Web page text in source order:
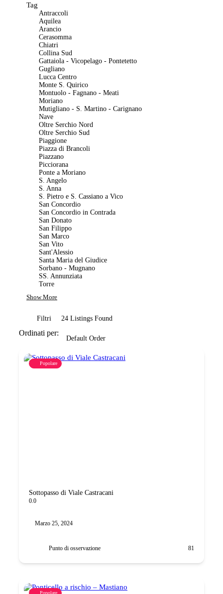
Tag
Antraccoli
Aquilea
Arancio
Cerasomma
Chiatri
Collina Sud
Gattaiola - Vicopelago - Pontetetto
Gugliano
Lucca Centro
Monte S. Quirico
Montuolo - Fagnano - Meati
Moriano
Mutigliano - S. Martino - Carignano
Nave
Oltre Serchio Nord
Oltre Serchio Sud
Piaggione
Piazza di Brancoli
Piazzano
Picciorana
Ponte a Moriano
S. Angelo
S. Anna
S. Pietro e S. Cassiano a Vico
San Concordio
San Concordio in Contrada
San Donato
San Filippo
San Marco
San Vito
Sant'Alessio
Santa Maria del Giudice
Sorbano - Mugnano
SS. Annunziata
Torre
Show More
Filtri 24 Listings Found
Ordinati per:
Default Order
Popolare
Sottopasso di Viale Castracani
0.0
Marzo 25, 2024
Punto di osservazione 81
Popolare